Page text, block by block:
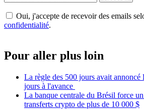
Oui, j'accepte de recevoir des emails
confidentialité.
Pour aller plus loin
La règle des 500 jours avait
jours à l'avance
La banque centrale du Brésil force
transferts crypto de plus de 10 000 $